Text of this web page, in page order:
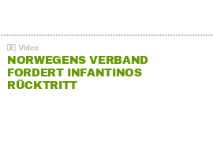
NORWEGENS VERBAND
FORDERT INFANTINOS
RÜCKTRITT